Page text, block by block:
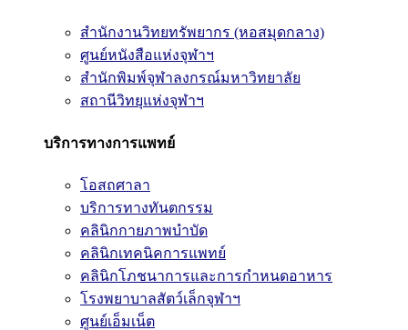
สำนักงานวิทยทรัพยากร (หอสมุดกลาง)
ศูนย์หนังสือแห่งจุฬาฯ
สำนักพิมพ์จุฬาลงกรณ์มหาวิทยาลัย
สถานีวิทยุแห่งจุฬาฯ
บริการทางการแพทย์
โอสถศาลา
บริการทางทันตกรรม
คลินิกกายภาพบำบัด
คลินิกเทคนิคการแพทย์
คลินิกโภชนาการและการกำหนดอาหาร
โรงพยาบาลสัตว์เล็กจุฬาฯ
ศูนย์เอ็มเน็ต